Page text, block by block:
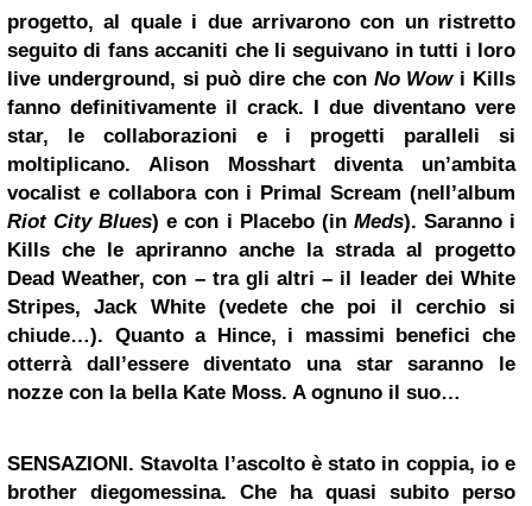
progetto, al quale i due arrivarono con un ristretto
seguito di fans accaniti che li seguivano in tutti i loro
live underground, si può dire che con No Wowi Kills
fanno definitivamente il crack. I due diventano vere
star, le collaborazioni e i progetti paralleli si
moltiplicano. Alison Mosshart diventa un’ambita
vocalist e collabora con i Primal Scream (nell’album
Riot City Blues) e con i Placebo(in Meds). Saranno i
Kills che le apriranno anche la strada al progetto
Dead Weather, con – tra gli altri – il leader dei White
Stripes,Jack White(vedete che poi il cerchio si
chiude…). Quanto a Hince, i massimi benefici che
otterrà dall’essere diventato una star saranno le
nozze con la bella Kate Moss. A ognuno il suo…
SENSAZIONI.Stavolta l’ascolto è stato in coppia, io e
brother diegomessina. Che ha quasi subito perso